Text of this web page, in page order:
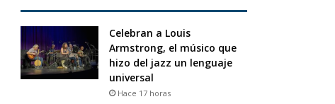
Celebran a Louis
Armstrong, el músico que
hizo del jazz un lenguaje
universal
Hace 17 horas